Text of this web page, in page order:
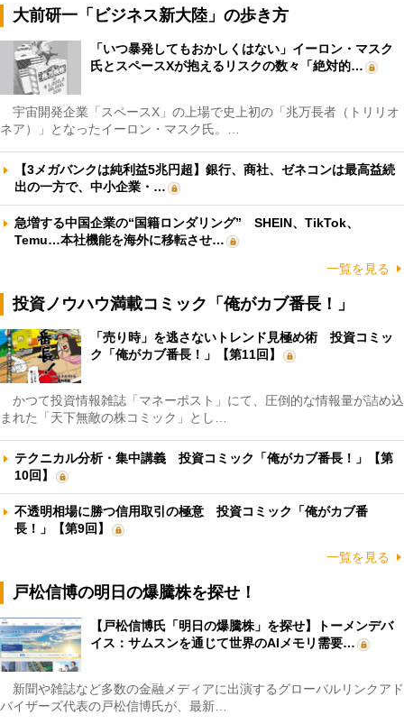
大前研一「ビジネス新大陸」の歩き方
「いつ暴発してもおかしくはない」イーロン・マスク
氏とスペースXが抱えるリスクの数々「絶対的…
宇宙開発企業「スペースX」の上場で史上初の「兆万長者（トリリオ
ネア）」となったイーロン・マスク氏。…
【3メガバンクは純利益5兆円超】銀行、商社、ゼネコンは最高益続
出の一方で、中小企業・…
急増する中国企業の“国籍ロンダリング” SHEIN、TikTok、
Temu…本社機能を海外に移転させ…
一覧を見る
投資ノウハウ満載コミック「俺がカブ番長！」
「売り時」を逃さないトレンド見極め術 投資コミッ
ク「俺がカブ番長！」【第11回】
かつて投資情報雑誌「マネーポスト」にて、圧倒的な情報量が詰め込
まれた「天下無敵の株コミック」とし…
テクニカル分析・集中講義 投資コミック「俺がカブ番長！」【第
10回】
不透明相場に勝つ信用取引の極意 投資コミック「俺がカブ番
長！」【第9回】
一覧を見る
戸松信博の明日の爆騰株を探せ！
【戸松信博氏「明日の爆騰株」を探せ】トーメンデバ
イス：サムスンを通じて世界のAIメモリ需要…
新聞や雑誌など多数の金融メディアに出演するグローバルリンクアド
バイザーズ代表の戸松信博氏が、最新…